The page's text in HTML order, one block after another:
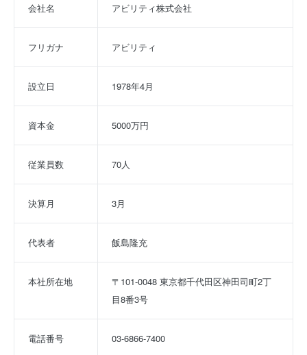
会社名 アビリティ株式会社
フリガナ アビリティ
設立日 1978年4月
資本金 5000万円
従業員数 70人
決算月 3月
代表者 飯島隆充
本社所在地
〒101-0048 東京都千代田区神田司町2丁
目8番3号
電話番号 03-6866-7400